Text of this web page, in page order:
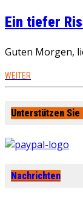
Ein tiefer
Guten Morgen,
WEITER
Unterstützen Sie
Nachrichten